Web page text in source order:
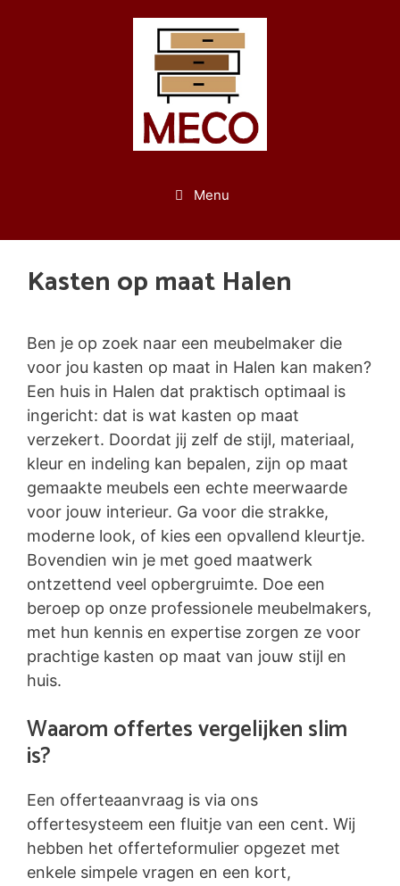
Menu
Kasten op maat Halen
Ben je op zoek naar een meubelmaker die
voor jou kasten op maat in Halen kan maken?
Een huis in Halen dat praktisch optimaal is
ingericht: dat is wat kasten op maat
verzekert. Doordat jij zelf de stijl, materiaal,
kleur en indeling kan bepalen, zijn op maat
gemaakte meubels een echte meerwaarde
voor jouw interieur. Ga voor die strakke,
moderne look, of kies een opvallend kleurtje.
Bovendien win je met goed maatwerk
ontzettend veel opbergruimte. Doe een
beroep op onze professionele meubelmakers,
met hun kennis en expertise zorgen ze voor
prachtige kasten op maat van jouw stijl en
huis.
Waarom offertes vergelijken slim
is?
Een offerteaanvraag is via ons
offertesysteem een fluitje van een cent. Wij
hebben het offerteformulier opgezet met
enkele simpele vragen en een kort,